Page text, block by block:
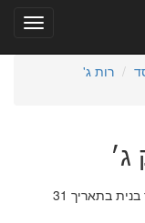
רות ג'
, הועלה ע"י איתמר בנית בתאריך 31